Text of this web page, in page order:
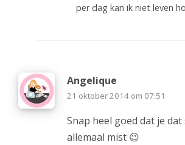
per dag kan ik niet leven
Angelique
21 oktober 2014 om 07:51
Snap heel goed dat je
allemaal mist 😉